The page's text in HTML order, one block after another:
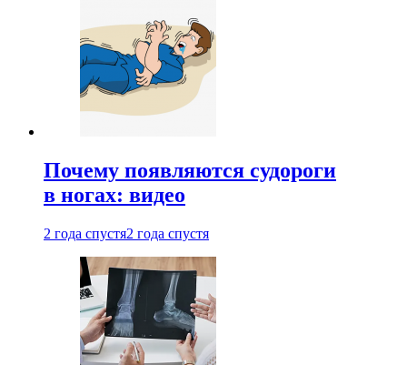
Почему появляются судороги
в ногах: видео
2 года спустя2 года спустя